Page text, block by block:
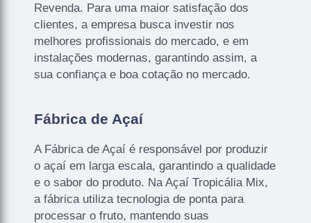
Revenda. Para uma maior satisfação dos
clientes, a empresa busca investir nos
melhores profissionais do mercado, e em
instalações modernas, garantindo assim, a
sua confiança e boa cotação no mercado.
Fábrica de Açaí
A Fábrica de Açaí é responsável por produzir
o açaí em larga escala, garantindo a qualidade
e o sabor do produto. Na Açaí Tropicália Mix,
a fábrica utiliza tecnologia de ponta para
processar o fruto, mantendo suas